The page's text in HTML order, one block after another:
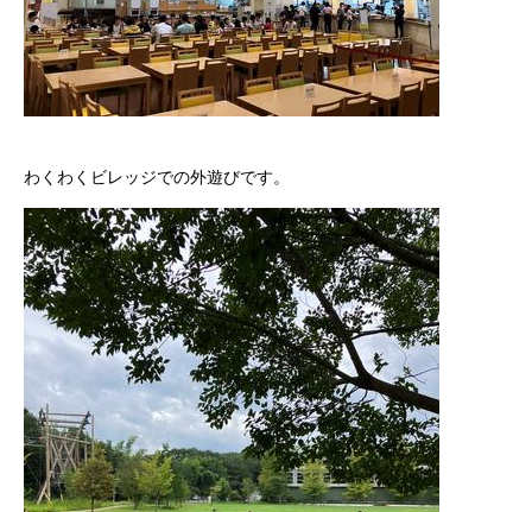
わくわくビレッジでの外遊びです。